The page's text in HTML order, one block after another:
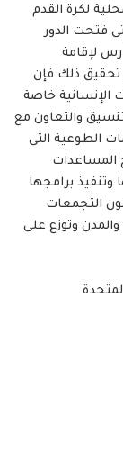
لكرة القدم
فتحت الدور
لإقامة
تحقيق ذلك فإن
الإنسانية خاصة
والتعاون مع
الطوعية التى
المساعدات
برامجها
التجمعات
والمدن وتوزع على